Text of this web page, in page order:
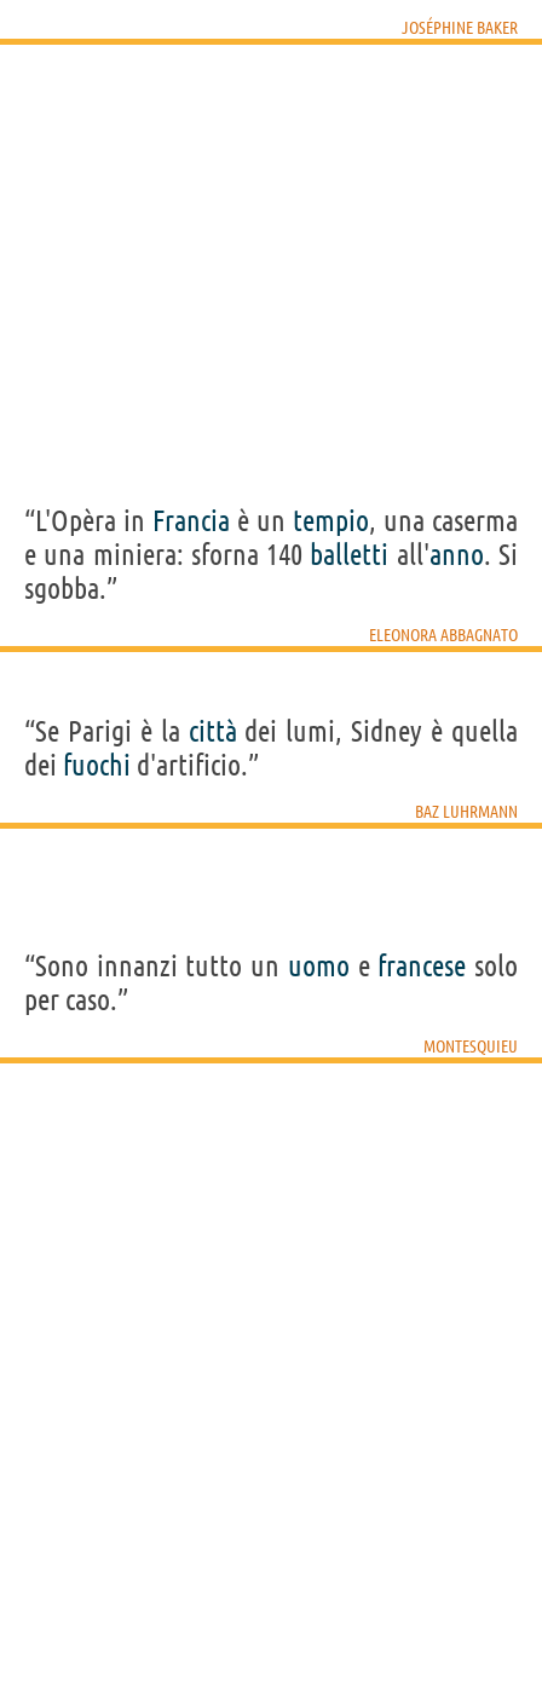
JOSÉPHINE BAKER
“L'Opèra in Francia è un tempio, una caserma
e una miniera: sforna 140 balletti all'anno. Si
sgobba.”
ELEONORA ABBAGNATO
“Se Parigi è la città dei lumi, Sidney è quella
dei fuochi d'artificio.”
BAZ LUHRMANN
“Sono innanzi tutto un uomo e francese solo
per caso.”
MONTESQUIEU